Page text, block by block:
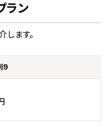
ラン
します。
9